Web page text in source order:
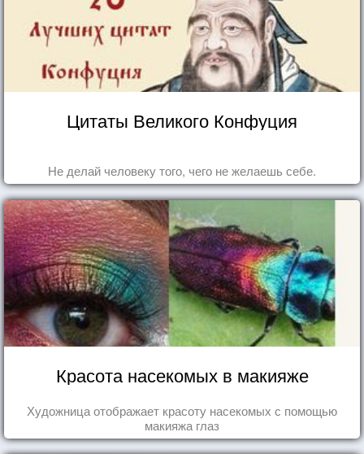
Цитаты Великого Конфуция
Не делай человеку того, чего не желаешь себе.
Красота насекомых в макияже
Художница отображает красоту насекомых с помощью
макияжа глаз